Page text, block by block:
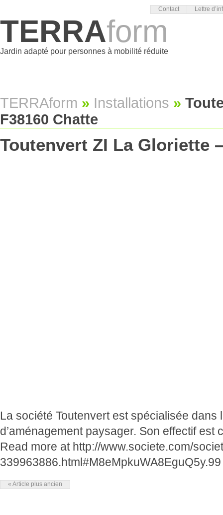
Contact Lettre
TERRAform
Jardin adapté pour personnes à mobilité réduite
TERRAform » Installations »
F38160 Chatte
Toutenvert ZI La Gloriette
La société Toutenvert est spécialisée dans
d’aménagement paysager. Son effectif est
Read more at http://www.societe.com/
339963886.html#M8eMpkuWA8EguQ5y.99
« Article plus ancien